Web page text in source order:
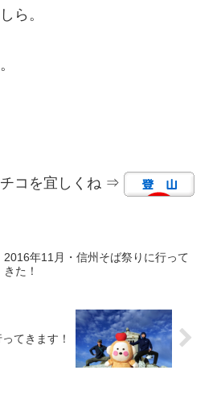
ら。
コを宜しくね ⇒
2016年11月・信州そば祭りに行って
きた！
てきます！